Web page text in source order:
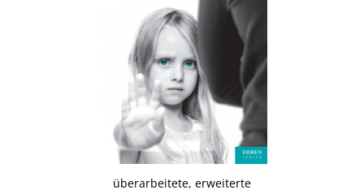
überarbeitete, erweiterte